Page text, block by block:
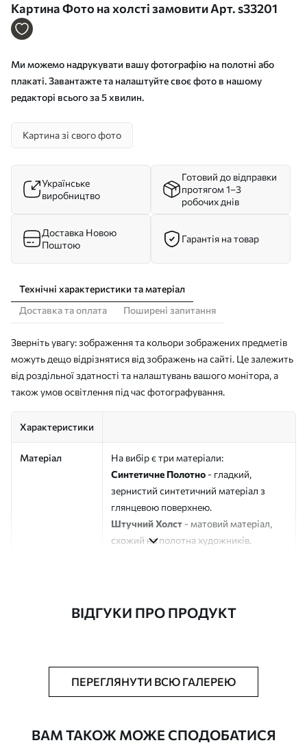
Картина Фото на холсті замовити Арт. s33201
Ми можемо надрукувати вашу фотографію на полотні або
плакаті. Завантажте та налаштуйте своє фото в нашому
редакторі всього за 5 хвилин.
Картина зі свого фото
Українське
виробництво
Готовий до відправки
протягом 1–3
робочих днів
Доставка Новою
Поштою
Гарантія на товар
Технічні характеристики та матеріал
Доставка та оплата
Поширені запитання
Зверніть увагу: зображення та кольори зображених предметів
можуть дещо відрізнятися від зображень на сайті. Це залежить
від роздільної здатності та налаштувань вашого монітора, а
також умов освітлення під час фотографування.
Характеристики
Матеріал
На вибір є три матеріали:
Синтетичне Полотно - гладкий,
зернистий синтетичний матеріал з
глянцевою поверхнею.
Штучний Холст - матовий матеріал,
схожий на полотна художників.
Додатково Можна додати лакове покриття.
ВІДГУКИ ПРО ПРОДУКТ
ПЕРЕГЛЯНУТИ ВСЮ ГАЛЕРЕЮ
ВАМ ТАКОЖ МОЖЕ СПОДОБАТИСЯ